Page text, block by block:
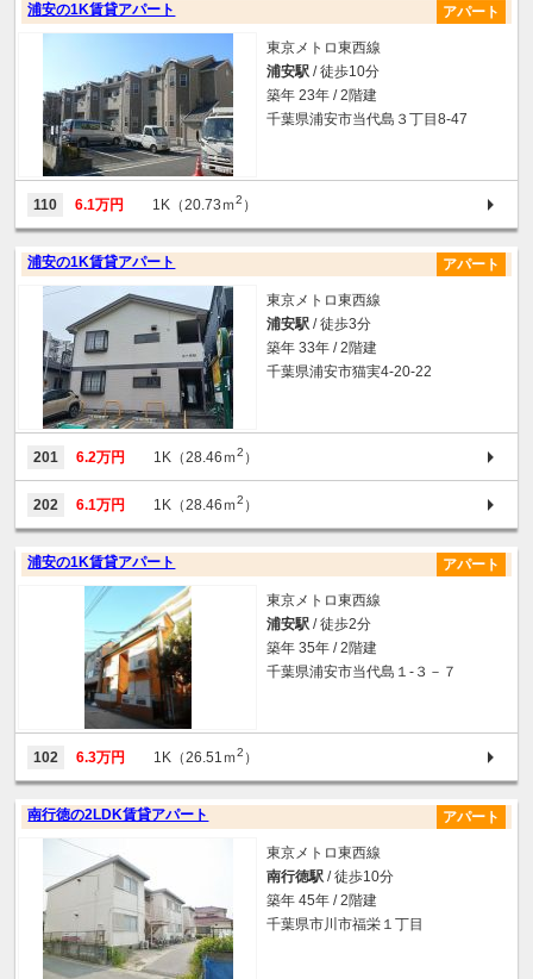
浦安の1K賃貸アパート アパート
東京メトロ東西線
浦安駅 / 徒歩10分
築年 23年 / 2階建
千葉県浦安市当代島３丁目8-47
110 6.1万円 1K（20.73ｍ2 ）
浦安の1K賃貸アパート アパート
東京メトロ東西線
浦安駅 / 徒歩3分
築年 33年 / 2階建
千葉県浦安市猫実4-20-22
201 6.2万円 1K（28.46ｍ2 ）
202 6.1万円 1K（28.46ｍ2 ）
浦安の1K賃貸アパート アパート
東京メトロ東西線
浦安駅 / 徒歩2分
築年 35年 / 2階建
千葉県浦安市当代島１-３－７
102 6.3万円 1K（26.51ｍ2 ）
南行徳の2LDK賃貸アパート アパート
東京メトロ東西線
南行徳駅 / 徒歩10分
築年 45年 / 2階建
千葉県市川市福栄１丁目